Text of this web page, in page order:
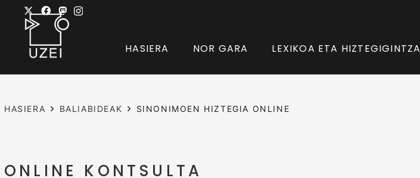
HASIERA NOR GARA LEXIKOA ETA HIZTEGIGINTZA
HASIERA BALIABIDEAK SINONIMOEN HIZTEGIA ONLINE
ONLINE KONTSULTA